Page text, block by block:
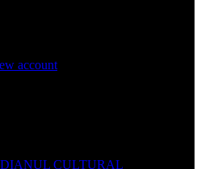
account
CULTURAL